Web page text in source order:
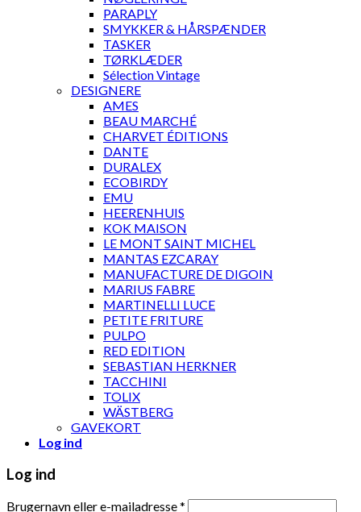
PARAPLY
SMYKKER & HÅRSPÆNDER
TASKER
TØRKLÆDER
Sélection Vintage
DESIGNERE
AMES
BEAU MARCHÉ
CHARVET ÉDITIONS
DANTE
DURALEX
ECOBIRDY
EMU
HEERENHUIS
KOK MAISON
LE MONT SAINT MICHEL
MANTAS EZCARAY
MANUFACTURE DE DIGOIN
MARIUS FABRE
MARTINELLI LUCE
PETITE FRITURE
PULPO
RED EDITION
SEBASTIAN HERKNER
TACCHINI
TOLIX
WÄSTBERG
GAVEKORT
Log ind
Log ind
Brugernavn eller e-mailadresse*